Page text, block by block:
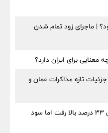
| ماجرای زود تمام شدن
برای ایران دارد؟
تازه مذاکرات عمان و
معمای «ولیز»؛ درآمد لیزینگ ایران ۳۳ درصد بالا رفت اما سود